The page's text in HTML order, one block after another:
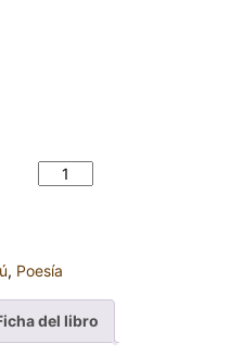
, Poesía
del libro